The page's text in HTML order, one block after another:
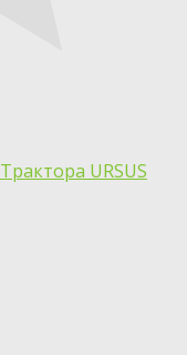
Трактора URSUS